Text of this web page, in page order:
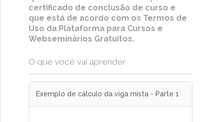
certificado de conclusão de curso e
que está de acordo com os Termos de
Uso da Plataforma para Cursos e
Webseminários Gratuitos.
O que você vai aprender
Exemplo de cálculo da viga mista - Parte 1